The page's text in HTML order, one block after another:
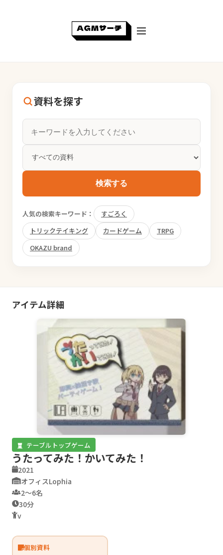
資料を探す
検索する
人気の検索キーワード：
すごろく
トリックテイキング
カードゲーム
TRPG
OKAZU brand
アイテム詳細
テーブルトップゲーム
うたってみた！かいてみた！
2021
オフィスLophia
2〜6名
30分
v
個別資料